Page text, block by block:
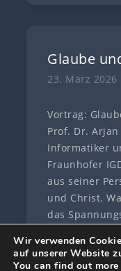
Glaube
23. März 2026
Vortrag:
Prof. Dr.
Informatiker
Fraunhofer
aus seiner
und Christ.
das
Wir verwenden
auf unserer Website
You can find out